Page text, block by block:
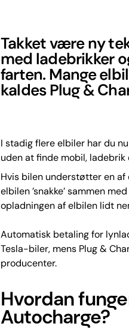
Takket være ny
med ladebrikker
farten. Mange
kaldes Plug &
I stadig flere elbiler har du
uden at finde mobil,
Hvis bilen understøtter en af
elbilen ’snakke’ sammen
opladningen af elbilen lidt
Automatisk betaling for
Tesla-biler, mens Plug &
producenter.
Hvordan
Autocharge?